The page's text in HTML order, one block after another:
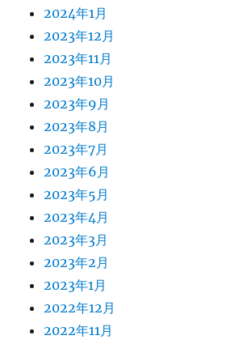
2024年1月
2023年12月
2023年11月
2023年10月
2023年9月
2023年8月
2023年7月
2023年6月
2023年5月
2023年4月
2023年3月
2023年2月
2023年1月
2022年12月
2022年11月